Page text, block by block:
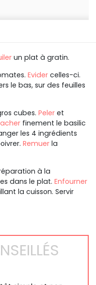
un plat à gratin.
Evider celles-ci.
le bas, sur des feuilles
cubes. Peler et
finement le basilic
les 4 ingrédients
Remuer la
à la
dans le plat. Enfourner
la cuisson. Servir